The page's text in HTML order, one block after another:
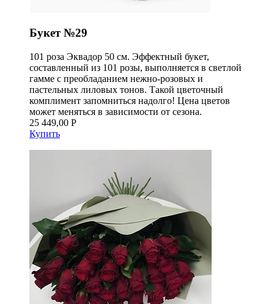
Букет №29
101 роза Эквадор 50 см. Эффектный букет,
составленный из 101 розы, выполняется в светлой
гамме с преобладанием нежно-розовых и
пастельных лиловых тонов. Такой цветочный
комплимент запомниться надолго! Цена цветов
может меняться в зависимости от сезона.
25 449,00 Р
Купить